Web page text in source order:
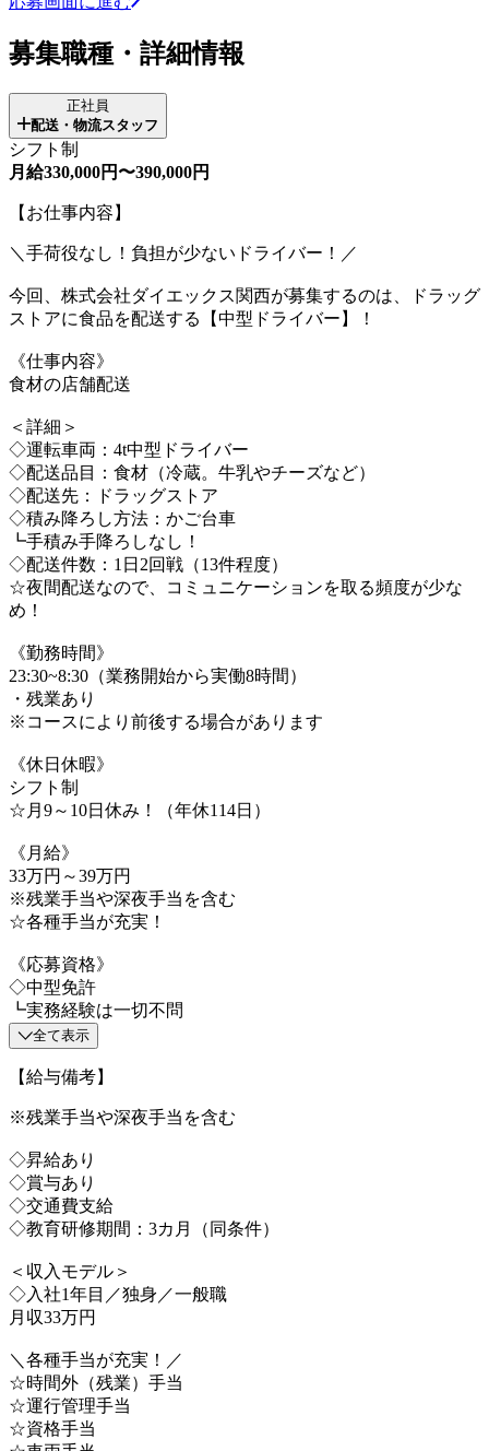
募集職種・詳細情報
正社員
配送・物流スタッフ
シフト制
月給330,000円〜390,000円
【お仕事内容】
＼手荷役なし！負担が少ないドライバー！／
今回、株式会社ダイエックス関西が募集するのは、ドラッグ
ストアに食品を配送する【中型ドライバー】！
《仕事内容》
食材の店舗配送
＜詳細＞
◇運転車両：4t中型ドライバー
◇配送品目：食材（冷蔵。牛乳やチーズなど）
◇配送先：ドラッグストア
◇積み降ろし方法：かご台車
┗手積み手降ろしなし！
◇配送件数：1日2回戦（13件程度）
☆夜間配送なので、コミュニケーションを取る頻度が少な
め！
《勤務時間》
23:30~8:30（業務開始から実働8時間）
・残業あり
※コースにより前後する場合があります
《休日休暇》
シフト制
☆月9～10日休み！（年休114日）
《月給》
33万円～39万円
※残業手当や深夜手当を含む
☆各種手当が充実！
《応募資格》
◇中型免許
┗実務経験は一切不問
全て表示
【給与備考】
※残業手当や深夜手当を含む
◇昇給あり
◇賞与あり
◇交通費支給
◇教育研修期間：3カ月（同条件）
＜収入モデル＞
◇入社1年目／独身／一般職
月収33万円
＼各種手当が充実！／
☆時間外（残業）手当
☆運行管理手当
☆資格手当